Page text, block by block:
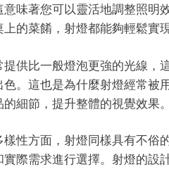
意味著您可以靈活地調整照明
的菜餚，射燈都能夠輕鬆實現
提供比一般燈泡更強的光線，
色。這也是為什麼射燈經常被
細節，提升整體的視覺效果。
樣性方面，射燈同樣具有不俗
實際需求進行選擇。射燈的設